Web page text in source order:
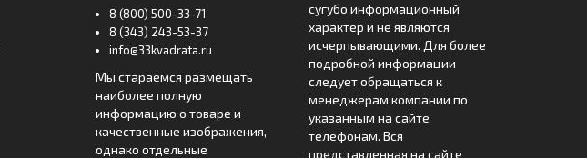
8 (800) 500-33-71
8 (343) 243-53-37
info@33kvadrata.ru
Мы стараемся размещать
наиболее полную
информацию о товаре и
качественные изображения,
однако отдельные
сугубо информационный
характер и не являются
исчерпывающими. Для более
подробной информации
следует обращаться к
менеджерам компании по
указанным на сайте
телефонам. Вся
представленная на сайте